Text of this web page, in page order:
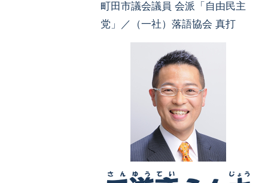
町田市議会議員 会派「自由民主
党」／（一社）落語協会 真打